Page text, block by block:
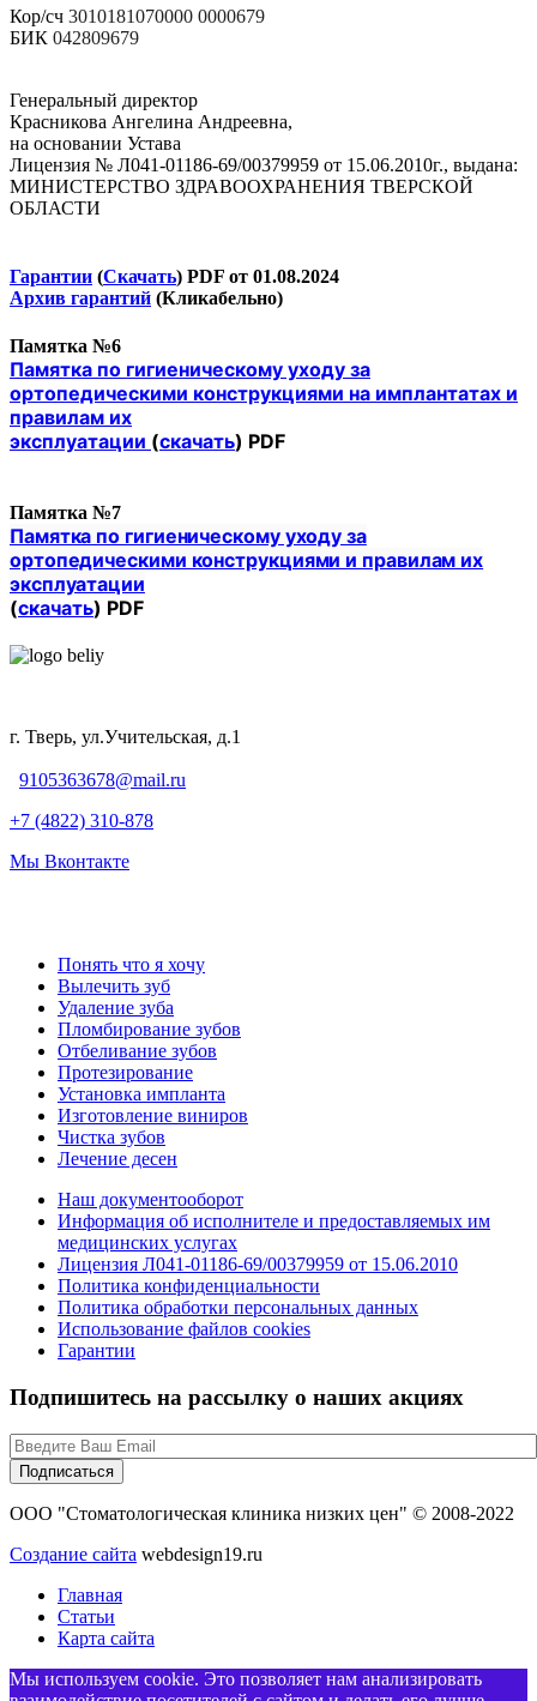
Кор/сч 3010181070000 0000679
БИК 042809679
Генеральный директор
Красникова Ангелина Андреевна,
на основании Устава
Лицензия № Л041-01186-69/00379959 от 15.06.2010г., выдана:
МИНИСТЕРСТВО ЗДРАВООХРАНЕНИЯ ТВЕРСКОЙ
ОБЛАСТИ
Гарантии (Скачать) PDF от 01.08.2024
Архив гарантий (Кликабельно)
Памятка №6
Памятка по гигиеническому уходу за
ортопедическими конструкциями на имплантатах и
правилам их
эксплуатации (скачать) PDF
Памятка №7
Памятка по гигиеническому уходу за
ортопедическими конструкциями и правилам их
эксплуатации
(скачать) PDF
г. Тверь, ул.Учительская, д.1
9105363678@mail.ru
+7 (4822) 310-878
Мы Вконтакте
Понять что я хочу
Вылечить зуб
Удаление зуба
Пломбирование зубов
Отбеливание зубов
Протезирование
Установка импланта
Изготовление виниров
Чистка зубов
Лечение десен
Наш документооборот
Информация об исполнителе и предоставляемых им
медицинских услугах
Лицензия Л041-01186-69/00379959 от 15.06.2010
Политика конфиденциальности
Политика обработки персональных данных
Использование файлов cookies
Гарантии
Подпишитесь на рассылку о наших акциях
ООО "Стоматологическая клиника низких цен" © 2008-2022
Создание сайта webdesign19.ru
Главная
Статьи
Карта сайта
Мы используем cookie. Это позволяет нам анализировать